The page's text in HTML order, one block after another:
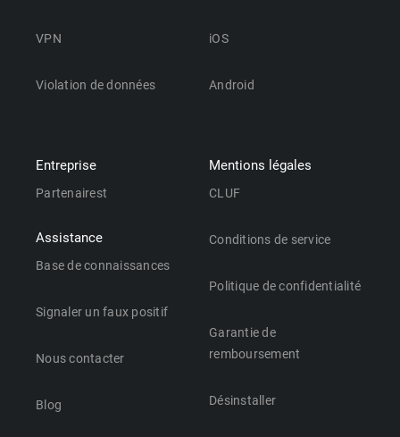
VPN
Violation de données
iOS
Android
Entreprise
Partenairest
Assistance
Base de connaissances
Signaler un faux positif
Nous contacter
Blog
Mentions légales
CLUF
Conditions de service
Politique de confidentialité
Garantie de
remboursement
Désinstaller